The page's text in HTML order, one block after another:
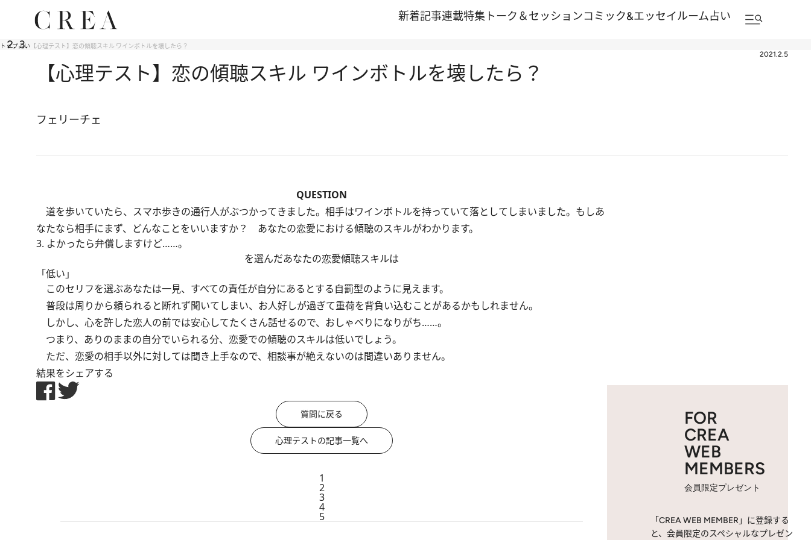
新着記事連載特集 トーク＆セッションコミック&エッセイルーム占い
トップ占い 【心理テスト】恋の傾聴スキル ワインボトルを壊したら？
2021.2.5
【心理テスト】恋の傾聴スキル ワインボトルを壊したら？
フェリーチェ
QUESTION
道を歩いていたら、スマホ歩きの通行人がぶつかってきました。相手はワインボトルを持っていて落としてしまいました。もしあ
なたなら相手にまず、どんなことをいいますか？ あなたの恋愛における傾聴のスキルがわかります。
3. よかったら弁償しますけど……。
を選んだあなたの恋愛傾聴スキルは
「低い」
このセリフを選ぶあなたは一見、すべての責任が自分にあるとする自罰型のように見えます。
普段は周りから頼られると断れず聞いてしまい、お人好しが過ぎて重荷を背負い込むことがあるかもしれません。
しかし、心を許した恋人の前では安心してたくさん話せるので、おしゃべりになりがち……。
つまり、ありのままの自分でいられる分、恋愛での傾聴のスキルは低いでしょう。
ただ、恋愛の相手以外に対しては聞き上手なので、相談事が絶えないのは間違いありません。
結果をシェアする
質問に戻る
心理テストの記事一覧へ
1
2
3
4
5
FOR
CREA
WEB
MEMBERS
会員限定プレゼント
「CREA WEB MEMBER」に登録する
と、会員限定のスペシャルなプレゼン